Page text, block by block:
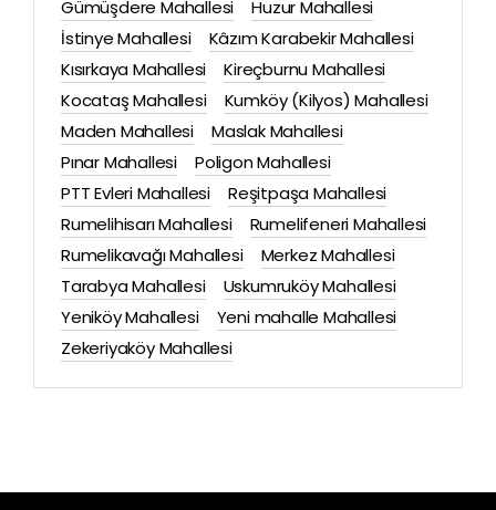
Gümüşdere Mahallesi
Huzur Mahallesi
İstinye Mahallesi
Kâzım Karabekir Mahallesi
Kısırkaya Mahallesi
Kireçburnu Mahallesi
Kocataş Mahallesi
Kumköy (Kilyos) Mahallesi
Maden Mahallesi
Maslak Mahallesi
Pınar Mahallesi
Poligon Mahallesi
PTT Evleri Mahallesi
Reşitpaşa Mahallesi
Rumelihisarı Mahallesi
Rumelifeneri Mahallesi
Rumelikavağı Mahallesi
Merkez Mahallesi
Tarabya Mahallesi
Uskumruköy Mahallesi
Yeniköy Mahallesi
Yeni mahalle Mahallesi
Zekeriyaköy Mahallesi